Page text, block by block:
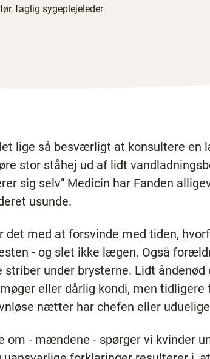
faglig sygeplejeleder
lige så besværligt at konsultere en
stor ståhej ud af lidt
sig selv" Medicin har Fanden
usunde.
det med at forsvinde med tiden,
- og slet ikke lægen. Også
under brysterne. Lidt
eller dårlig kondi, men
nætter har chefen eller
om - mændene - spørger vi kvinder